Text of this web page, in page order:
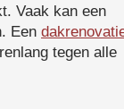
Vaak kan een
Een
tegen alle